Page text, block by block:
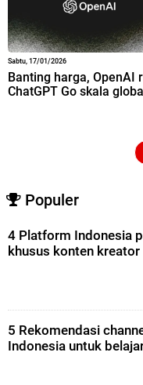
Sabtu, 17/01/2026
Banting harga, OpenAI
ChatGPT Go skala global
Populer
4 Platform Indonesia
khusus konten kreator
5 Rekomendasi
Indonesia untuk